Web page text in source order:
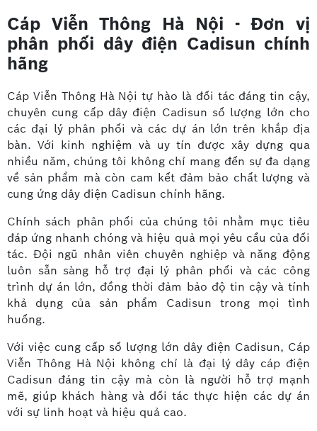
Cáp Viễn Thông Hà Nội - Đơn vị
phân phối dây điện Cadisun chính
hãng
Cáp Viễn Thông Hà Nội tự hào là đối tác đáng tin cậy,
chuyên cung cấp dây điện Cadisun số lượng lớn cho
các đại lý phân phối và các dự án lớn trên khắp địa
bàn. Với kinh nghiệm và uy tín được xây dựng qua
nhiều năm, chúng tôi không chỉ mang đến sự đa dạng
về sản phẩm mà còn cam kết đảm bảo chất lượng và
cung ứng dây điện Cadisun chính hãng.
Chính sách phân phối của chúng tôi nhằm mục tiêu
đáp ứng nhanh chóng và hiệu quả mọi yêu cầu của đối
tác. Đội ngũ nhân viên chuyên nghiệp và năng động
luôn sẵn sàng hỗ trợ đại lý phân phối và các công
trình dự án lớn, đồng thời đảm bảo độ tin cậy và tính
khả dụng của sản phẩm Cadisun trong mọi tình
huống.
Với việc cung cấp số lượng lớn dây điện Cadisun, Cáp
Viễn Thông Hà Nội không chỉ là đại lý dây cáp điện
Cadisun đáng tin cậy mà còn là người hỗ trợ mạnh
mẽ, giúp khách hàng và đối tác thực hiện các dự án
với sự linh hoạt và hiệu quả cao.